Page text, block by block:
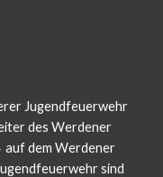
Jugendfeuerwehr
des Werdener
auf dem Werdener
sind